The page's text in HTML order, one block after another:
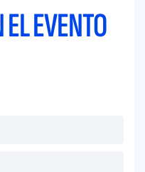
EVENTO